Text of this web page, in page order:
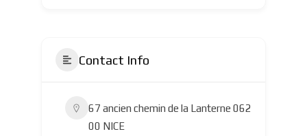
Contact Info
67 ancien chemin de la Lanterne 062
00 NICE